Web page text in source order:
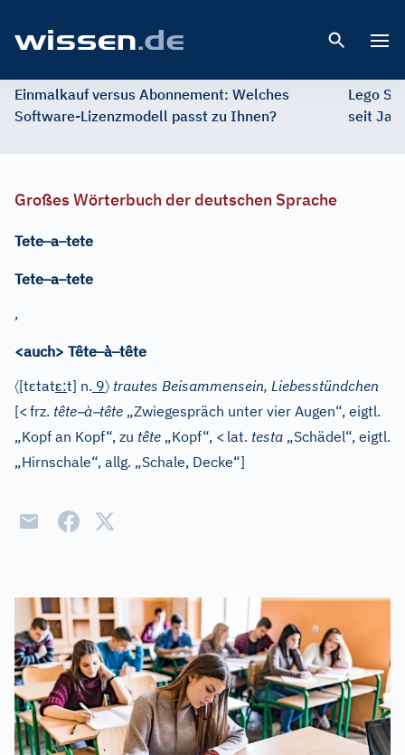
Einmalkauf versus Abonnement: Welches
Software-Lizenzmodell passt zu Ihnen?
Lego
seit
Großes Wörterbuch der deutschen Sprache
Tete–a–tete
Tete–a–tete
,
<auch> Tête–à–tête
〈[tɛtatɛ:t] n. 9〉 trautes Beisammensein, Liebesstündchen
[<frz. tête–à–tête „Zwiegespräch unter vier Augen“, eigtl.
„Kopf an Kopf“, zu tête „Kopf“, < lat. testa „Schädel“, eigtl.
„Hirnschale“, allg. „Schale, Decke“]